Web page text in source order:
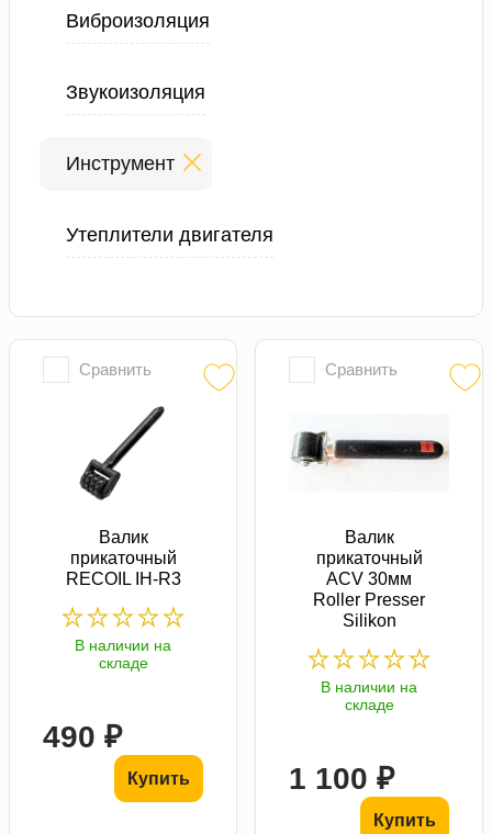
Виброизоляция
Звукоизоляция
Инструмент
Утеплители двигателя
Сравнить
Валик
прикаточный
RECOIL IH-R3
В наличии на
складе
490 ₽
Купить
Сравнить
Валик
прикаточный
ACV 30мм
Roller Presser
Silikon
В наличии на
складе
1 100 ₽
Купить